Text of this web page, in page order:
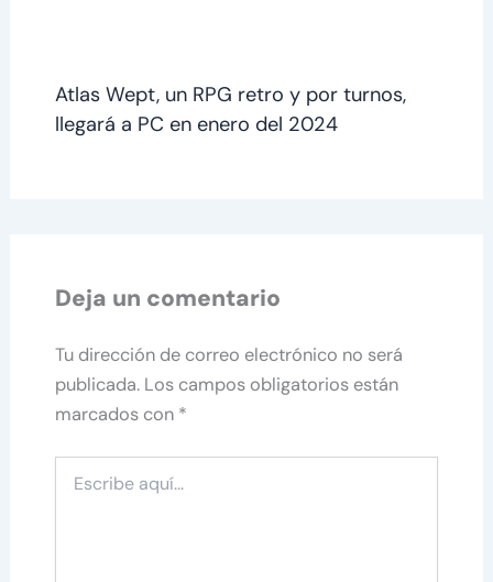
Atlas Wept, un RPG retro y por turnos,
llegará a PC en enero del 2024
Deja un comentario
Tu dirección de correo electrónico no será
publicada. Los campos obligatorios están
marcados con *
aquí...